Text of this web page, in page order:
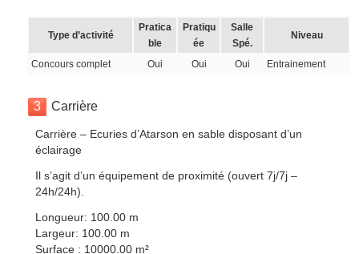
Type d’activité
Pratica
ble
Pratiqu
ée
Salle
Spé.
Niveau
Concours complet Oui Oui Oui Entrainement
3 Carrière
Carrière – Ecuries d’Atarson en sable disposant d’un
éclairage
Il s’agit d’un équipement de proximité (ouvert 7j/7j –
24h/24h).
Longueur: 100.00 m
Largeur: 100.00 m
Surface : 10000.00 m²